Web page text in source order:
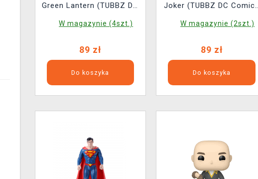
Green Lantern (TUBBZ DC
W magazynie (4szt.)
89 zł
Do koszyka
Joker (TUBBZ DC Comics
W magazynie (2szt.)
89 zł
Do koszyka